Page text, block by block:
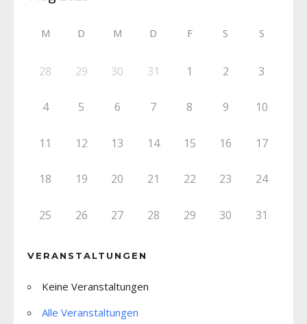
M D M D F S S
28 29 30 31 1 2 3
4 5 6 7 8 9 10
11 12 13 14 15 16 17
18 19 20 21 22 23 24
25 26 27 28 29 30 31
VERANSTALTUNGEN
Keine Veranstaltungen
Alle Veranstaltungen